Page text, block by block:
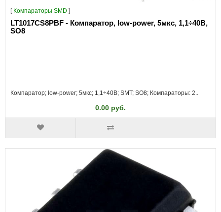
[ Компараторы SMD ]
LT1017CS8PBF - Компаратор, low-power, 5мкс, 1,1÷40В,
SO8
Компаратор; low-power; 5мкс; 1,1÷40В; SMT; SO8; Компараторы: 2..
0.00 руб.